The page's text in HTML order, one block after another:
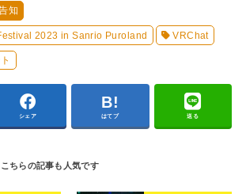
知
2023 in Sanrio Puroland VRChat
シェア はてブ 送る